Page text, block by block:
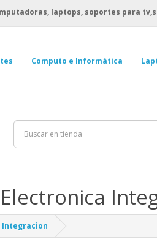
laptops, soportes para
Computo e Informática
Integracion